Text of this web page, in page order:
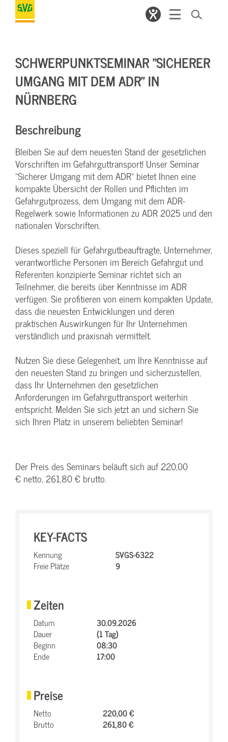
SCHWERPUNKTSEMINAR "SICHERER
UMGANG MIT DEM ADR" IN
NÜRNBERG
Beschreibung
Bleiben Sie auf dem neuesten Stand der gesetzlichen
Vorschriften im Gefahrguttransport! Unser Seminar
"Sicherer Umgang mit dem ADR" bietet Ihnen eine
kompakte Übersicht der Rollen und Pflichten im
Gefahrgutprozess, dem Umgang mit dem ADR-
Regelwerk sowie Informationen zu ADR 2025 und den
nationalen Vorschriften.
Dieses speziell für Gefahrgutbeauftragte, Unternehmer,
verantwortliche Personen im Bereich Gefahrgut und
Referenten konzipierte Seminar richtet sich an
Teilnehmer, die bereits über Kenntnisse im ADR
verfügen. Sie profitieren von einem kompakten Update,
dass die neuesten Entwicklungen und deren
praktischen Auswirkungen für Ihr Unternehmen
verständlich und praxisnah vermittelt.
Nutzen Sie diese Gelegenheit, um Ihre Kenntnisse auf
den neuesten Stand zu bringen und sicherzustellen,
dass Ihr Unternehmen den gesetzlichen
Anforderungen im Gefahrguttransport weiterhin
entspricht. Melden Sie sich jetzt an und sichern Sie
sich Ihren Platz in unserem beliebten Seminar!
Der Preis des Seminars beläuft sich auf 220,00
€ netto, 261,80 € brutto.
KEY-FACTS
Kennung
SVGS-6322
Freie Plätze
9
Zeiten
Datum
30.09.2026
Dauer
(1 Tag)
Beginn
08:30
Ende
17:00
Preise
Netto
220,00 €
Brutto
261,80 €